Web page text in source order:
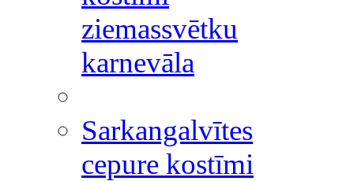
ziemassvētku
karnevāla
Sarkangalvītes
cepure kostīmi